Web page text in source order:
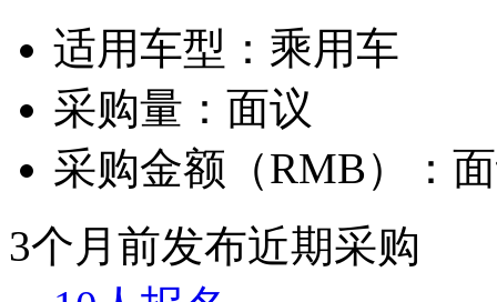
适用车型： 乘用车
采购量： 面议
采购金额（RMB）：
3个月前发布近期采购